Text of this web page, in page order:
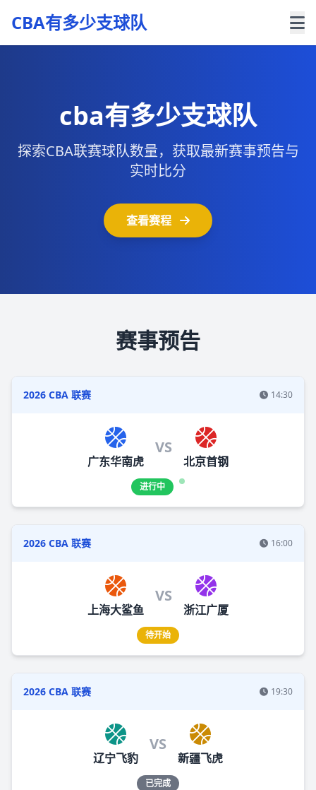
CBA有多少支球队
cba有多少支球队
探索CBA联赛球队数量，获取最新赛事预告与
实时比分
查看赛程
赛事预告
2026 CBA 联赛 14:30
广东华南虎
VS
北京首钢
进行中
2026 CBA 联赛 16:00
上海大鲨鱼
VS
浙江广厦
待开始
2026 CBA 联赛 19:30
辽宁飞豹
VS
新疆飞虎
已完成